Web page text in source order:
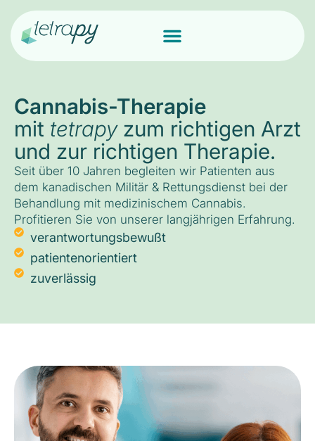
Cannabis-Therapie
mit tetrapyzum richtigen Arzt
und zur richtigen Therapie.
Seit über 10 Jahren begleiten wir Patienten aus
dem kanadischen Militär & Rettungsdienst bei der
Behandlung mit medizinischem Cannabis.
Profitieren Sie von unserer langjährigen Erfahrung.
verantwortungsbewußt
patientenorientiert
zuverlässig